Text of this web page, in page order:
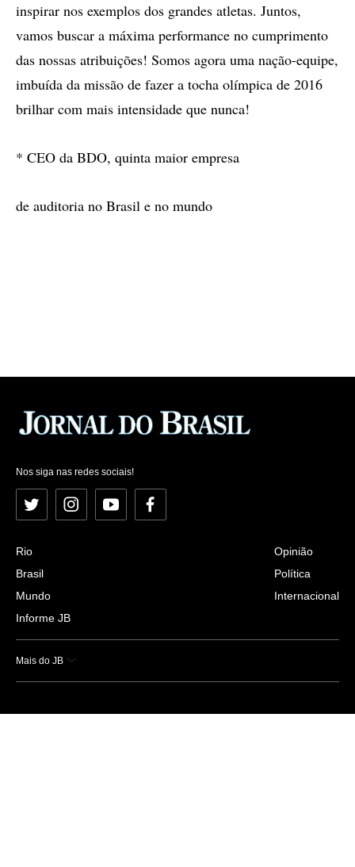
inspirar nos exemplos dos grandes atletas. Juntos,
vamos buscar a máxima performance no cumprimento
das nossas atribuições! Somos agora uma nação-equipe,
imbuída da missão de fazer a tocha olímpica de 2016
brilhar com mais intensidade que nunca!
* CEO da BDO, quinta maior empresa
de auditoria no Brasil e no mundo
Nos siga nas redes sociais!
Twitter InstagramYouTubeFacebook
Rio
Brasil
Mundo
Informe JB
Opinião
Política
Internacional
Mais do JB
Esportes